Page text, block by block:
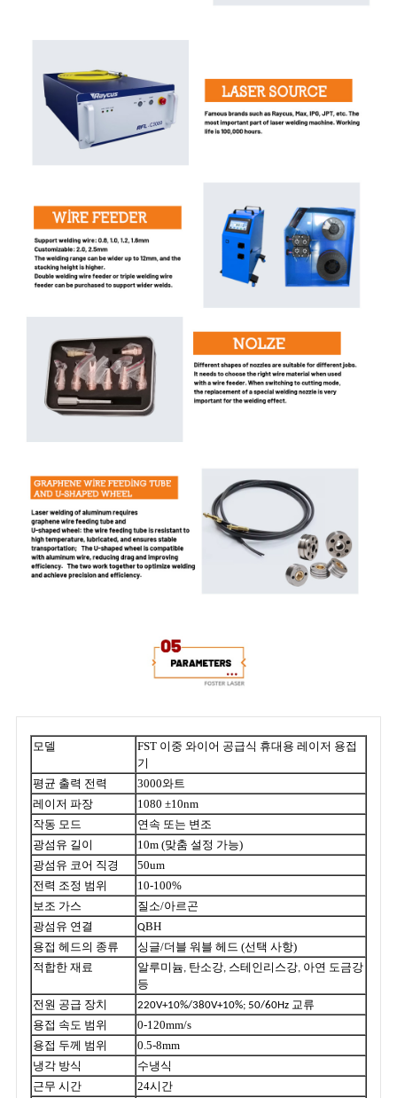
모델
FST 이중 와이어 공급식 휴대용 레이저 용접
기
평균 출력 전력
3000와트
레이저 파장
1080 ±10nm
작동 모드
연속 또는 변조
광섬유 길이
10m (맞춤 설정 가능)
광섬유 코어 직경
50um
전력 조정 범위
10-100%
보조 가스
질소/아르곤
광섬유 연결
QBH
용접 헤드의 종류
싱글/더블 워블 헤드 (선택 사항)
적합한 재료
알루미늄, 탄소강, 스테인리스강, 아연 도금강
등
전원 공급 장치 220V+10%/380V+10%; 50/60Hz 교류
용접 속도 범위
0-120mm/s
용접 두께 범위
0.5-8mm
냉각 방식
수냉식
근무 시간
24시간